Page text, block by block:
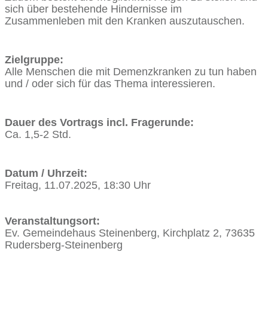
sich über bestehende Hindernisse im
Zusammenleben mit den Kranken auszutauschen.
Zielgruppe:
Alle Menschen die mit Demenzkranken zu tun haben
und / oder sich für das Thema interessieren.
Dauer des Vortrags incl. Fragerunde:
Ca. 1,5-2 Std.
Datum / Uhrzeit:
Freitag, 11.07.2025, 18:30 Uhr
Veranstaltungsort:
Ev. Gemeindehaus Steinenberg, Kirchplatz 2, 73635
Rudersberg-Steinenberg